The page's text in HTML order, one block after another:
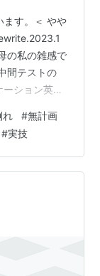
ます。＜ やや
の私の雑感で
間テストの
ーション英
家庭科を加
満点)です。
、 娘は夏休み
れていたよう
…
れ #無計画
#実技